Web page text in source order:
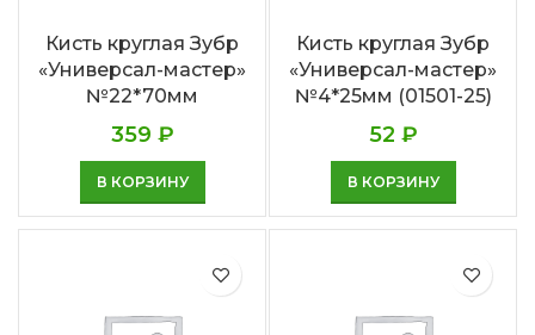
Кисть круглая Зубр
«Универсал-мастер»
№22*70мм
359 ₽
В КОРЗИНУ
Кисть круглая Зубр
«Универсал-мастер»
№4*25мм (01501-25)
52 ₽
В КОРЗИНУ